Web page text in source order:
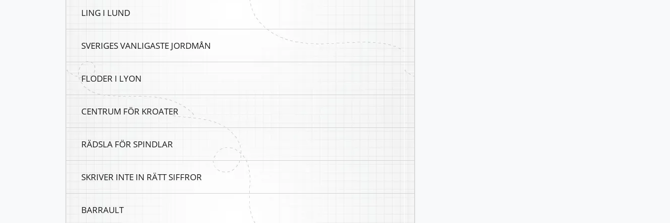
LING I LUND
SVERIGES VANLIGASTE JORDMÅN
FLODER I LYON
CENTRUM FÖR KROATER
RÄDSLA FÖR SPINDLAR
SKRIVER INTE IN RÄTT SIFFROR
BARRAULT